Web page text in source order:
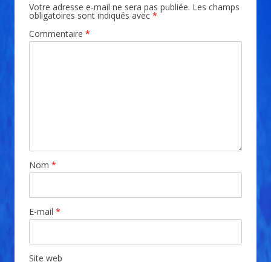
Votre adresse e-mail ne sera pas publiée. Les champs
obligatoires sont indiqués avec *
Commentaire *
Nom *
E-mail *
Site web